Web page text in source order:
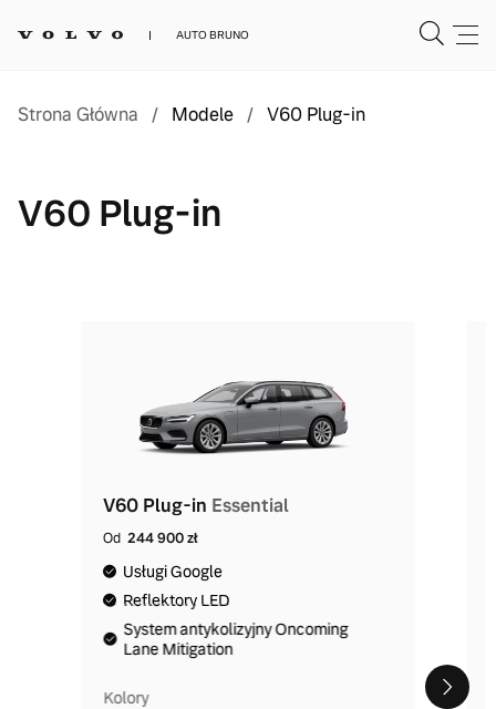
AUTO BRUNO
Strona Główna / Modele / V60 Plug-in
V60 Plug-in
V60 Plug-in Essential
Od244 900 zł
Usługi Google
Reflektory LED
System antykolizyjny Oncoming
Lane Mitigation
Kolory